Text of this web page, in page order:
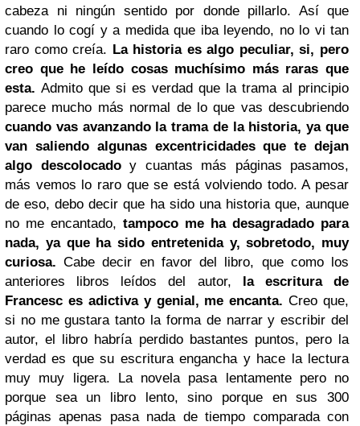
cabeza ni ningún sentido por donde pillarlo. Así que
cuando lo cogí y a medida que iba leyendo, no lo vi tan
raro como creía. La historia es algo peculiar, si, pero
creo que he leído cosas muchísimo más raras que
esta. Admito que si es verdad que la trama al principio
parece mucho más normal de lo que vas descubriendo
cuando vas avanzando la trama de la historia, ya que
van saliendo algunas excentricidades que te dejan
algo descolocadoy cuantas más páginas pasamos,
más vemos lo raro que se está volviendo todo. A pesar
de eso, debo decir que ha sido una historia que, aunque
no me encantado, tampoco me ha desagradado para
nada, ya que ha sido entretenida y, sobretodo, muy
curiosa.Cabe decir en favor del libro, que como los
anteriores libros leídos del autor, la escritura de
Francesc es adictiva y genial, me encanta.Creo que,
si no me gustara tanto la forma de narrar y escribir del
autor, el libro habría perdido bastantes puntos, pero la
verdad es que su escritura engancha y hace la lectura
muy muy ligera. La novela pasa lentamente pero no
porque sea un libro lento, sino porque en sus 300
páginas apenas pasa nada de tiempo comparada con